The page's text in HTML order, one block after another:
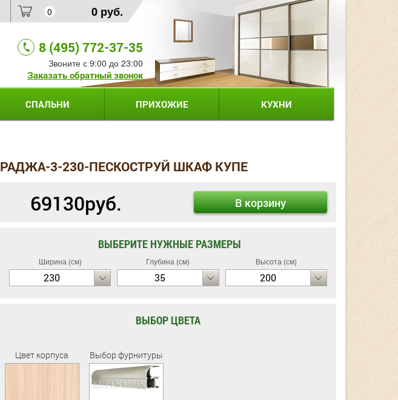
0 0 руб.
8 (495) 772-37-35
Звоните с 9:00 до 23:00
Заказать обратный звонок
СПАЛЬНИ ПРИХОЖИЕ КУХНИ
РАДЖА-3-230-ПЕСКОСТРУЙ ШКАФ КУПЕ
69130руб. В корзину
ВЫБЕРИТЕ НУЖНЫЕ РАЗМЕРЫ
Ширина (см)
230
Глубина (см)
35
Высота (см)
200
ВЫБОР ЦВЕТА
Цвет корпуса Выбор фурнитуры